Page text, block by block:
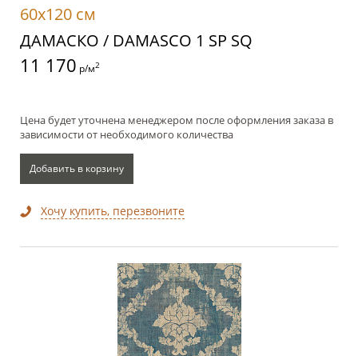
60x120 см
ДАМАСКО / DAMASCO 1 SP SQ
11 170 р/м2
Цена будет уточнена менеджером после оформления заказа в
зависимости от необходимого количества
Добавить в корзину
Хочу купить, перезвоните